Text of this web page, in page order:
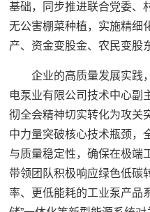
基础，同步推进联合党委、
无公害棚菜种植，实施精细
产、资金变股金、农民变股
企业的高质量发展实践
电泵业有限公司技术中心副
彻全会精神切实转化为攻关
中力量突破核心技术瓶颈，
与质量稳定性，确保在极端
带领团队积极响应绿色低碳
率、更低能耗的工业泵产品